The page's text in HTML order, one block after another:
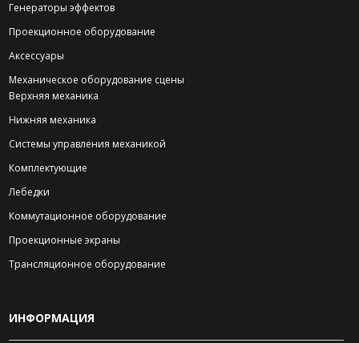
Генераторы эффектов
Проекционное оборудование
Аксессуары
Механическое оборудование сцены
Верхняя механика
Нижняя механика
Системы управления механикой
Комплектующие
Лебедки
Коммутационное оборудование
Проекционные экраны
Трансляционное оборудование
ИНФОРМАЦИЯ